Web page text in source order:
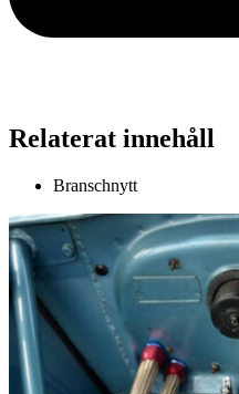
Relaterat innehåll
Branschnytt